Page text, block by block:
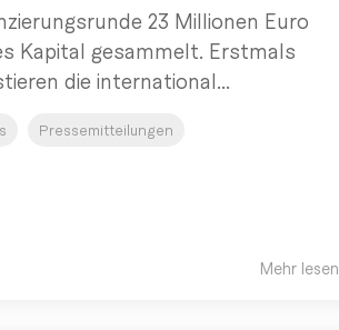
23 Millionen Euro
Kapital gesammelt. Erstmals
die international...
Pressemitteilungen
Mehr lesen